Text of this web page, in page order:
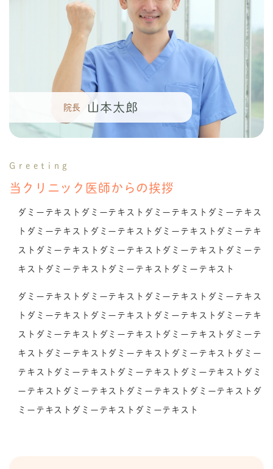
院長 山本太郎
Greeting
当クリニック医師からの挨拶
ダミーテキストダミーテキストダミーテキストダミーテキス
トダミーテキストダミーテキストダミーテキストダミーテキ
ストダミーテキストダミーテキストダミーテキストダミーテ
キストダミーテキストダミーテキストダミーテキスト
ダミーテキストダミーテキストダミーテキストダミーテキス
トダミーテキストダミーテキストダミーテキストダミーテキ
ストダミーテキストダミーテキストダミーテキストダミーテ
キストダミーテキストダミーテキストダミーテキストダミー
テキストダミーテキストダミーテキストダミーテキストダミ
ーテキストダミーテキストダミーテキストダミーテキストダ
ミーテキストダミーテキストダミーテキスト